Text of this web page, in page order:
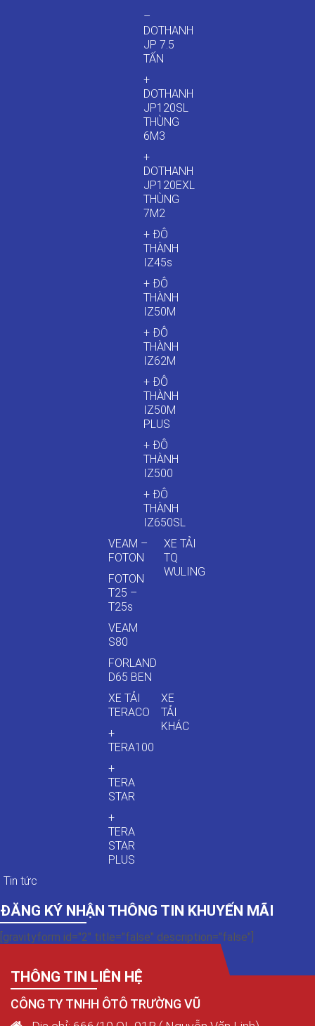
–
DOTHANH
JP 7.5
TẤN
+
DOTHANH
JP120SL
THÙNG
6M3
+
DOTHANH
JP120EXL
THÙNG
7M2
+ ĐÔ
THÀNH
IZ45s
+ ĐÔ
THÀNH
IZ50M
+ ĐÔ
THÀNH
IZ62M
+ ĐÔ
THÀNH
IZ50M
PLUS
+ ĐÔ
THÀNH
IZ500
+ ĐÔ
THÀNH
IZ650SL
VEAM –
FOTON
FOTON
T25 –
T25s
VEAM
S80
FORLAND
D65 BEN
XE TẢI
TQ
WULING
XE TẢI
TERACO
+
TERA100
+
TERA
STAR
+
TERA
STAR
PLUS
XE
TẢI
KHÁC
Tin tức
ĐĂNG KÝ NHẬN THÔNG TIN KHUYẾN MÃI
[gravityform id="2" title="false" description="false"]
THÔNG TIN LIÊN HỆ
CÔNG TY TNHH ÔTÔ TRƯỜNG VŨ